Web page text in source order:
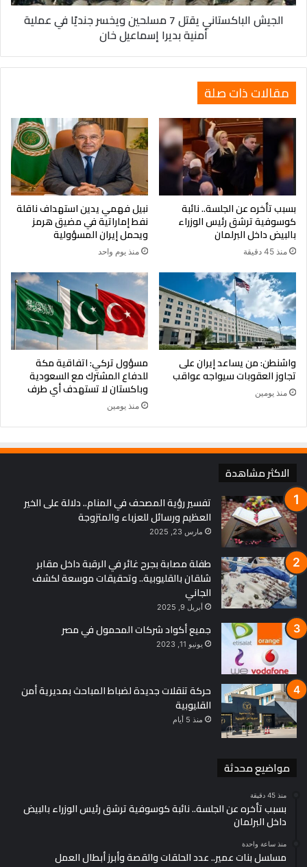
عملية
أمنية
الجيش الباكستاني يقتل 7 مسلحين ويخسر جنديًا في عملية
أمنية بديرا إسماعيل خان
مقالات ذات صلة
بسبب تأخره عن الجلسة.. نائبة
كوسوفية ترشق رئيس الوزراء
بالبيض داخل البرلمان
منذ 45 دقيقة
نبيل فهمي يدين استهداف ناقلة
نفط إماراتية في مضيق هرمز
ويحمل إيران المسؤولية
منذ يوم واحد
واشنطن: من يساعد إيران على
تجاوز العقوبات سيواجه عواقب
منذ يومين
مسؤول تركي: اتفاقية مكة
للدفاع المشترك مع السعودية
وباكستان لا تستهدف أي طرف
منذ يومين
الاكثر مشاهدة
تفسير رؤية المصحف في المنام.. دلالة على الخير
العظيم ورسائل للعزباء والمتزوجة
مارس 23, 2025
طفلة مصابة بجرح غائر في الرقبة داخل مقابر
شلقان بالقليوبية.. وتحقيقات موسعة لكشف
الجاني
أبريل 9, 2025
جميع أكواد شركات المحمول في مصر
يونيو 11, 2023
حركة تنقلات جديدة لضباط المباحث بمديرية أمن
القليوبية
منذ 5 أيام
مواضيع محدثة
منذ 45 دقيقة
بسبب تأخره عن الجلسة.. نائبة كوسوفية ترشق رئيس الوزراء بالبيض
داخل البرلمان
منذ ساعة واحدة
مسلسل بنات عمير.. عدد الحلقات والقصة وأبرز أبطال العمل